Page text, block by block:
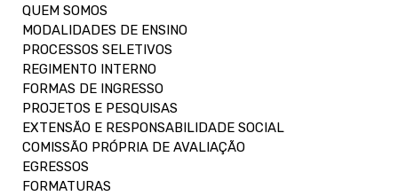
QUEM SOMOS
MODALIDADES DE ENSINO
PROCESSOS SELETIVOS
REGIMENTO INTERNO
FORMAS DE INGRESSO
PROJETOS E PESQUISAS
EXTENSÃO E RESPONSABILIDADE SOCIAL
COMISSÃO PRÓPRIA DE AVALIAÇÃO
EGRESSOS
FORMATURAS